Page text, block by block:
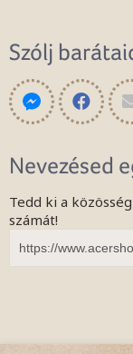
Szólj
Nevezésed
Tedd ki a
számát!